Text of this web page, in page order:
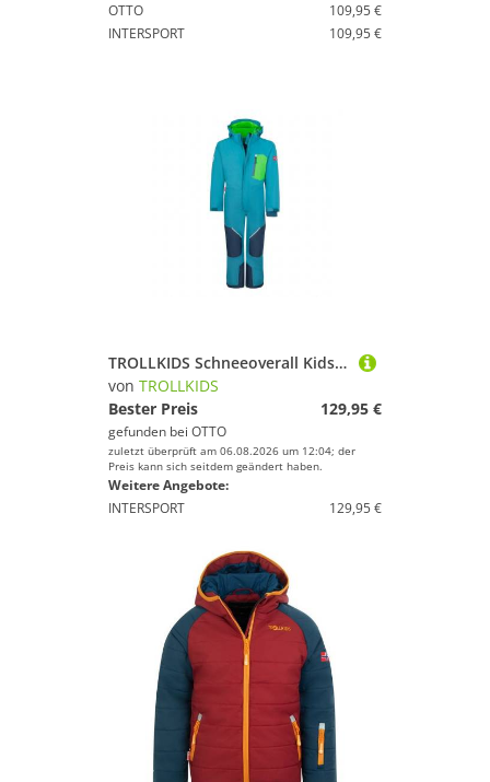
OTTO
109,95 €
INTERSPORT
109,95 €
TROLLKIDS Schneeoverall Kids Isfjord Snowsuit XT
von TROLLKIDS
Bester Preis
129,95 €
gefunden bei OTTO
zuletzt überprüft am 06.08.2026 um 12:04; der
Preis kann sich seitdem geändert haben.
Weitere Angebote:
INTERSPORT
129,95 €